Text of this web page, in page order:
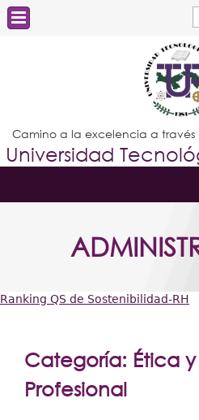
Camino a la excelencia a
Universidad
Conoce la
está
aquí
Ranking QS de Sostenibilidad-RH
Categoría: Ética
Profesional